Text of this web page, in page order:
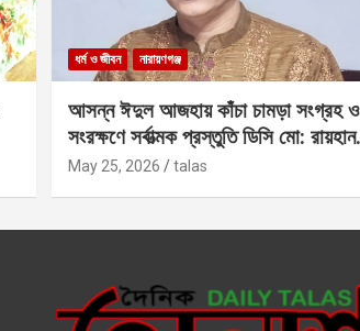
ধর্ম ও জীবন নারায়ণগঞ্জ
আসন্ন ঈদুল আজহায় কাঁচা চামড়া সংগ্রহ ও
সংরক্ষণে সর্বাত্মক প্রস্তুতি ডিসি মো: রায়হান
কবির
May 25, 2026 talas